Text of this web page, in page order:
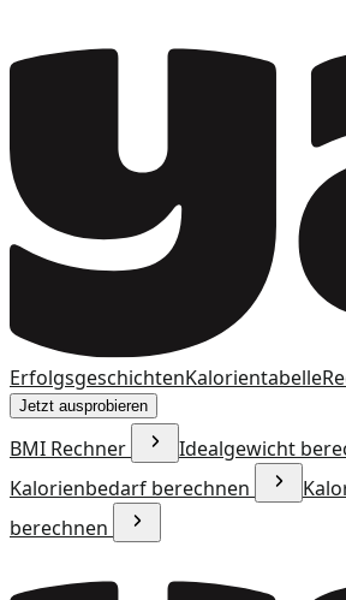
ErfolgsgeschichtenKalorientabelle
Jetzt ausprobieren
BMI Rechner
Idealgewicht
Kalorienbedarf berechnen
berechnen